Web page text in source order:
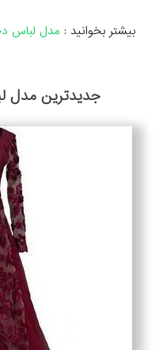
بیشتر بخوانید : مدل لباس
جدیدترین مدل